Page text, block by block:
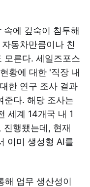
속에 깊숙이 침투해
동차만큼이나 친
모른다. 세일즈포스
황에 대한 '직장 내
한 연구 조사 결과
준다. 해당 조사는
세계 14개국 내 1
진행됐는데, 현재
이미 생성형 AI를
해 업무 생산성이